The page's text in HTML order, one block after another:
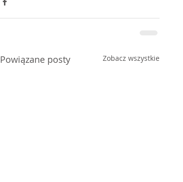
Powiązane posty Zobacz wszystkie